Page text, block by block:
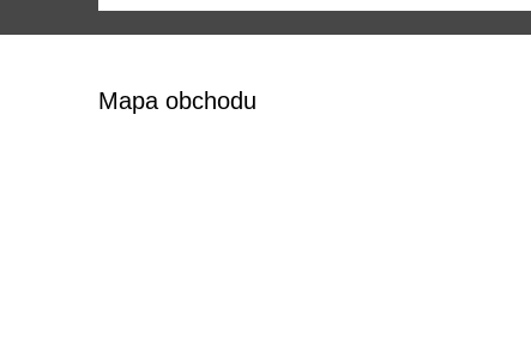
Mapa obchodu